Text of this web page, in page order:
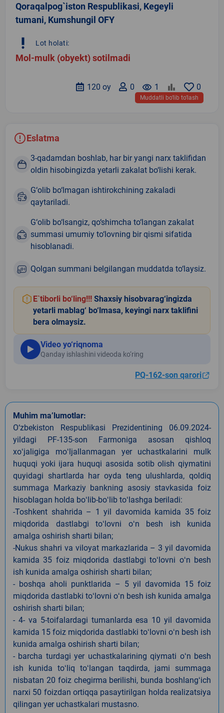
Qoraqalpog`iston Respublikasi, Kegeyli
tumani, Kumshungil OFY
priority_high Lot holati:
Mol-mulk (obyekt) sotilmadi
0
remove_red_eye 1
0
120 oy
Muddatli bo‘lib to‘lash
Eslatma
3-qadamdan boshlab, har bir yangi narx taklifidan
oldin hisobingizda yetarli zakalat bo‘lishi kerak.
G‘olib bo‘lmagan ishtirokchining zakaladi
qaytariladi.
G‘olib bo‘lsangiz, qo‘shimcha to‘langan zakalat
summasi umumiy to‘lovning bir qismi sifatida
hisoblanadi.
Qolgan summani belgilangan muddatda to‘laysiz.
E`tiborli bo‘ling!!! Shaxsiy hisobvarag‘ingizda
yetarli mablag‘ bo‘lmasa, keyingi narx taklifini
bera olmaysiz.
Video yo‘riqnoma
Qanday ishlashini videoda ko‘ring
PQ-162-son qarori
Muhim ma’lumotlar:
O‘zbekiston Respublikasi Prezidentining 06.09.2024-
yildagi PF-135-son Farmoniga asosan qishloq
xoʻjaligiga moʻljallanmagan yer uchastkalarini mulk
huquqi yoki ijara huquqi asosida sotib olish qiymatini
quyidagi shartlarda har oyda teng ulushlarda, qoldiq
summaga Markaziy bankning asosiy stavkasida foiz
hisoblagan holda boʻlib-boʻlib toʻlashga beriladi:
-Toshkent shahrida – 1 yil davomida kamida 35 foiz
miqdorida dastlabgi toʻlovni oʻn besh ish kunida
amalga oshirish sharti bilan;
-Nukus shahri va viloyat markazlarida – 3 yil davomida
kamida 35 foiz miqdorida dastlabgi toʻlovni oʻn besh
ish kunida amalga oshirish sharti bilan;
- boshqa aholi punktlarida – 5 yil davomida 15 foiz
miqdorida dastlabki toʻlovni oʻn besh ish kunida amalga
oshirish sharti bilan;
- 4- va 5-toifalardagi tumanlarda esa 10 yil davomida
kamida 15 foiz miqdorida dastlabki toʻlovni oʻn besh ish
kunida amalga oshirish sharti bilan;
- barcha turdagi yer uchastkalarining qiymati oʻn besh
ish kunida toʻliq toʻlangan taqdirda, jami summaga
nisbatan 20 foiz chegirma berilishi, bunda boshlangʻich
narxi 50 foizdan ortiqqa pasaytirilgan holda realizatsiya
qilingan yer uchastkalari mustasno.